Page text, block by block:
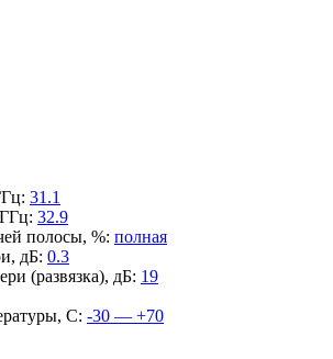
: 31.1
: 32.9
полосы, %: полная
дБ: 0.3
(развязка), дБ: 19
С: -30 — +70